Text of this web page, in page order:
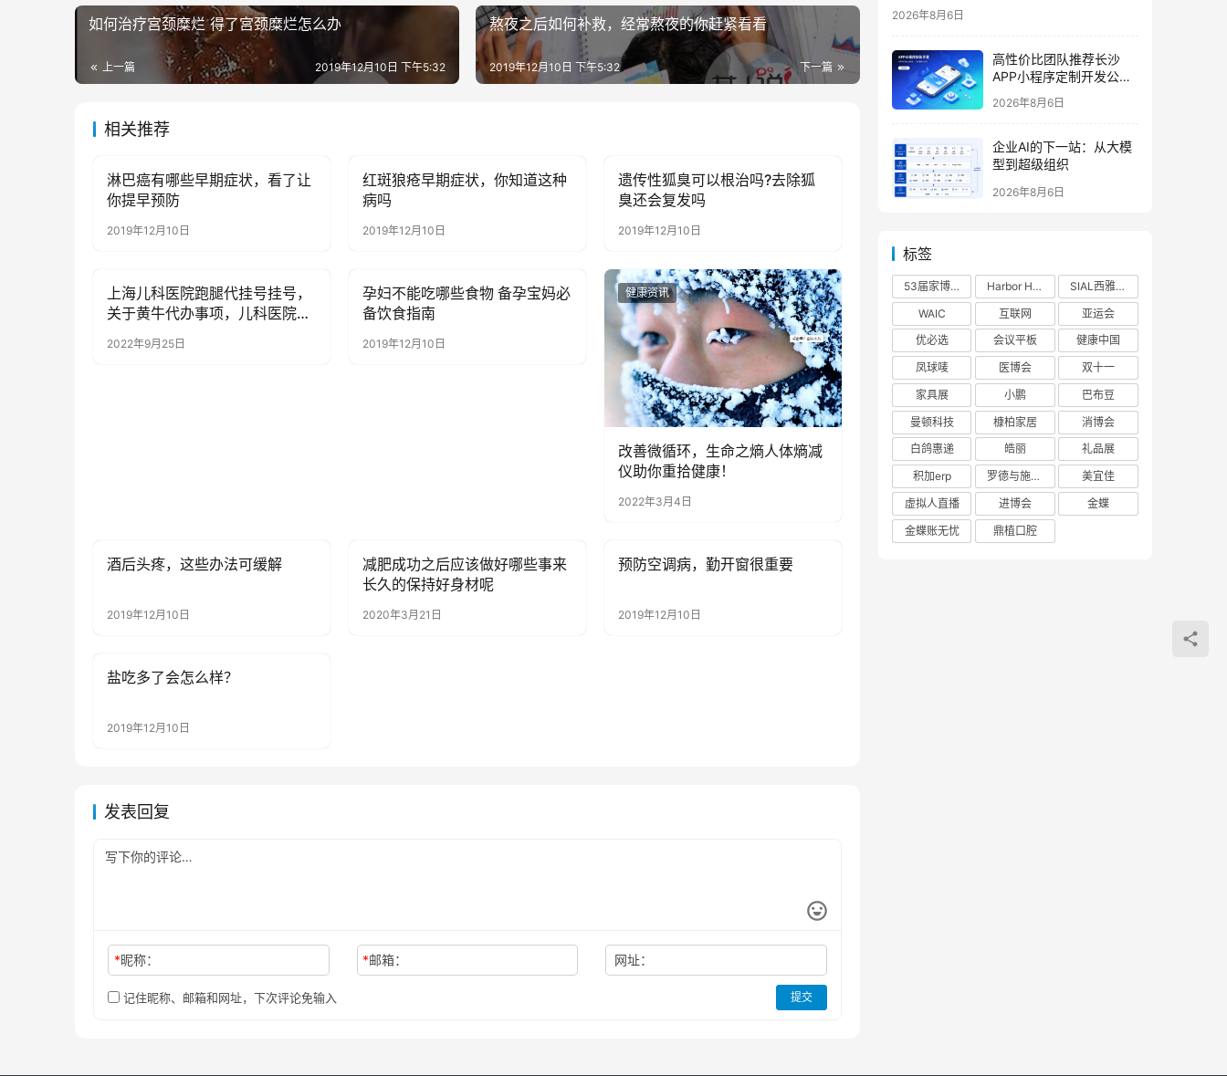
如何治疗宫颈糜烂 得了宫颈糜烂怎么办
上一篇 2019年12月10日 下午5:32
熬夜之后如何补救，经常熬夜的你赶紧看看
下一篇
2019年12月10日 下午5:32
相关推荐
健康资讯
淋巴癌有哪些早期症状，看了让
你提早预防
2019年12月10日
健康资讯
红斑狼疮早期症状，你知道这种
病吗
2019年12月10日
健康资讯
遗传性狐臭可以根治吗?去除狐
臭还会复发吗
2019年12月10日
健康资讯
上海儿科医院跑腿代挂号挂号，
关于黄牛代办事项，儿科医院学
习困难门诊火了，上了热搜
2022年9月25日
健康资讯
孕妇不能吃哪些食物 备孕宝妈必
备饮食指南
2019年12月10日
健康资讯
改善微循环，生命之熵人体熵减
仪助你重拾健康！
2022年3月4日
健康资讯
酒后头疼，这些办法可缓解
2019年12月10日
健康资讯
减肥成功之后应该做好哪些事来
长久的保持好身材呢
2020年3月21日
健康资讯
预防空调病，勤开窗很重要
2019年12月10日
健康资讯
盐吃多了会怎么样？
2019年12月10日
发表回复
*昵称： *邮箱： 网址：
记住昵称、邮箱和网址，下次评论免输入 提交
2026年8月6日
高性价比团队推荐长沙
APP小程序定制开发公司
哪家好？2026垂直赛道测
评
2026年8月6日
企业AI的下一站：从大模
型到超级组织
2026年8月6日
标签
53届家博会 Harbor House
SIAL西雅展
WAIC
互联网
亚运会
优必选
会议平板
健康中国
凤球唛
医博会
双十一
家具展
小鹏
巴布豆
曼顿科技
槺柏家居
消博会
白鸽惠递
皓丽
礼品展
积加erp
罗德与施瓦茨
美宜佳
虚拟人直播
进博会
金蝶
金蝶账无忧
鼎植口腔